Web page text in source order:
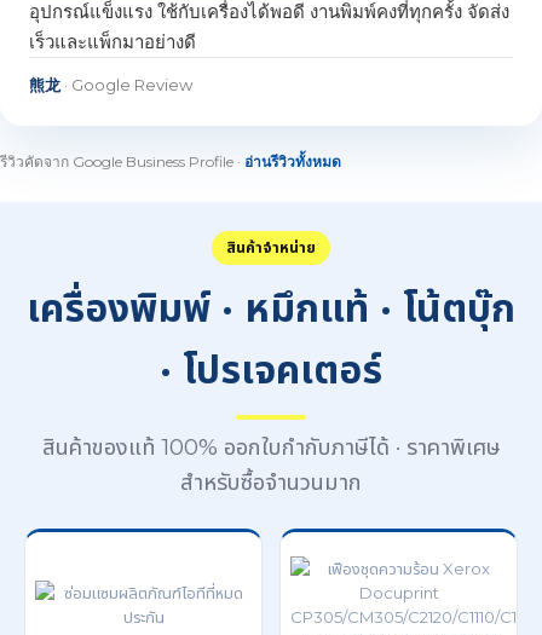
อุปกรณ์แข็งแรง ใช้กับเครื่องได้พอดี งานพิมพ์คงที่ทุกครั้ง จัดส่ง
เร็วและแพ็กมาอย่างดี
熊龙 · Google Review
รีวิวคัดจาก Google Business Profile · อ่านรีวิวทั้งหมด
สินค้าจำหน่าย
เครื่องพิมพ์ · หมึกแท้ · โน้ตบุ๊ก
· โปรเจคเตอร์
สินค้าของแท้ 100% ออกใบกำกับภาษีได้ · ราคาพิเศษ
สำหรับซื้อจำนวนมาก